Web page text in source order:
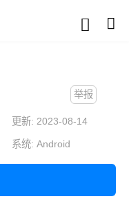
举报
更新: 2023-08-14
系统:Android